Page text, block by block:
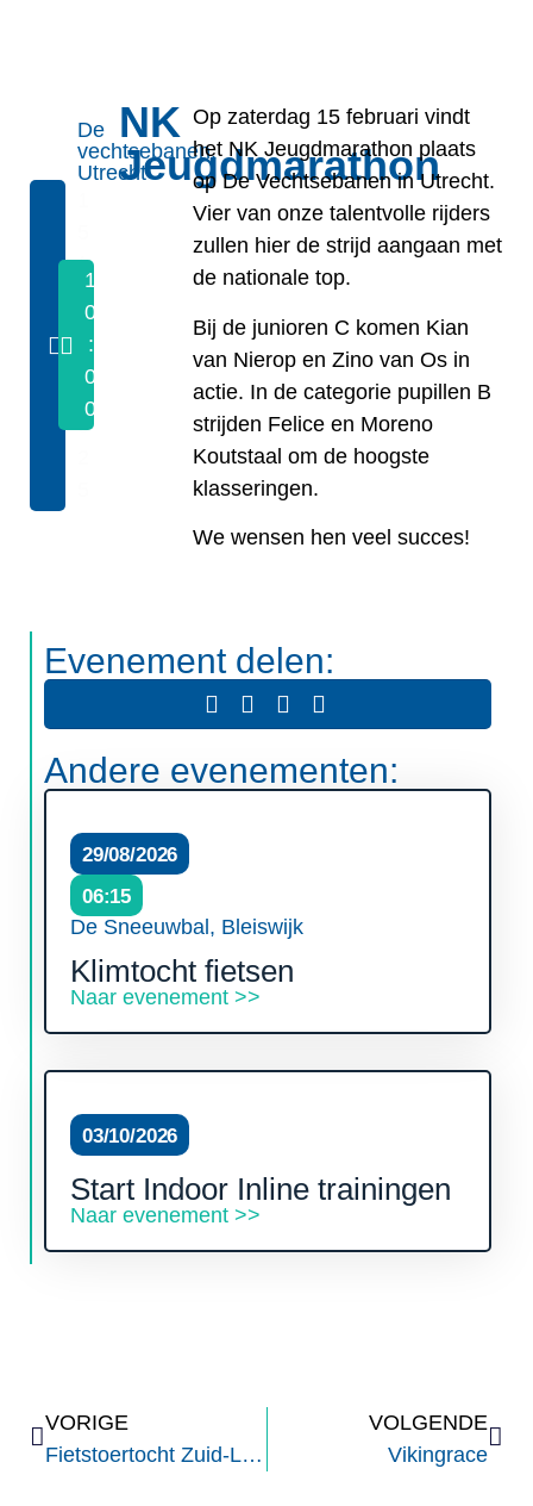
/
0
1
0
:
0
0
De
vechtsebanen,
Utrecht
NK
Jeugdmarathon
Op zaterdag 15 februari vindt
het NK Jeugdmarathon plaats
opDe Vechtsebanen in Utrecht.
Vier van onze talentvolle rijders
zullen hier de strijd aangaan met
de nationale top.
Bij de junioren C komen Kian
van Nieropen Zino van Osin
actie. In de categorie pupillen B
strijden Felice en Moreno
Koutstaal om de hoogste
klasseringen.
We wensen hen veel succes!
Evenement delen:
Andere evenementen:
29/08/2026
06:15
De Sneeuwbal, Bleiswijk
Klimtocht fietsen
Naar evenement >>
03/10/2026
Start Indoor Inline trainingen
Naar evenement >>
VORIGE
Fietstoertocht Zuid-Limburg
VOLGENDE
Vikingrace